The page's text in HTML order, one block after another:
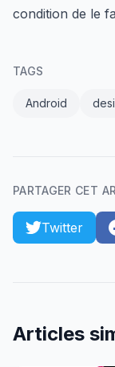
condition de le
TAGS
Android
PARTAGER CET
Twitter
Articles